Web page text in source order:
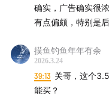
中资险企的优势
41:45 香港保险的主要
可能会遇到哪些
「✅适宜人群」
过在香港配置美元
有外币的资金需求
同时要有一定的风
确实，广告确实很
有点偏颇，特别是
摸鱼钓鱼年年有余
2026.3.24
39:13 关哥，这个
能买？